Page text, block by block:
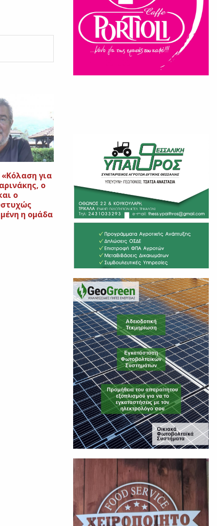
για
ο
ο
η ομάδα